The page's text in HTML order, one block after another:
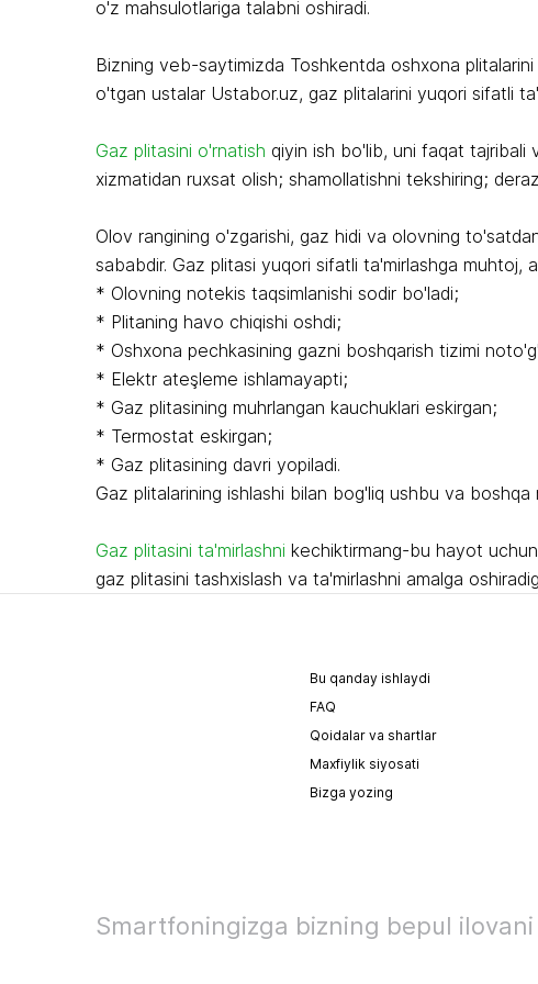
o'z mahsulotlariga talabni oshiradi.
Bizning veb-saytimizda Toshkentda oshxona
o'tgan ustalar Ustabor.uz, gaz plitalarini yuqori sifatli
Gaz plitasini o'rnatish qiyin ish bo'lib, uni faqat tajribali
xizmatidan ruxsat olish; shamollatishni tekshiring;
Olov rangining o'zgarishi, gaz hidi va olovning
sababdir. Gaz plitasi yuqori sifatli ta'mirlashga muhtoj,
* Olovning notekis taqsimlanishi sodir bo'ladi;
* Plitaning havo chiqishi oshdi;
* Oshxona pechkasining gazni boshqarish tizimi
* Elektr ateşleme ishlamayapti;
* Gaz plitasining muhrlangan kauchuklari eskirgan;
* Termostat eskirgan;
* Gaz plitasining davri yopiladi.
Gaz plitalarining ishlashi bilan bog'liq ushbu va
Gaz plitasini ta'mirlashni kechiktirmang-bu hayot
gaz plitasini tashxislash va ta'mirlashni amalga
Bu qanday ishlaydi
FAQ
Qoidalar va shartlar
Maxfiylik siyosati
Bizga yozing
Smartfoningizga bizning bepul